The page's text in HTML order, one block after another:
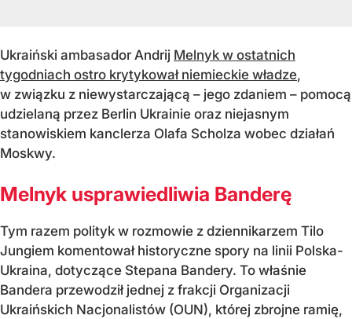
Ukraiński ambasador Andrij Melnyk w ostatnich
tygodniach ostro krytykował niemieckie władze,
w związku z niewystarczającą – jego zdaniem – pomocą
udzielaną przez Berlin Ukrainie oraz niejasnym
stanowiskiem kanclerza Olafa Scholza wobec działań
Moskwy.
Melnyk usprawiedliwia Banderę
Tym razem polityk w rozmowie z dziennikarzem Tilo
Jungiem komentował historyczne spory na linii Polska-
Ukraina, dotyczące Stepana Bandery. To właśnie
Bandera przewodził jednej z frakcji Organizacji
Ukraińskich Nacjonalistów (OUN), której zbrojne ramię,